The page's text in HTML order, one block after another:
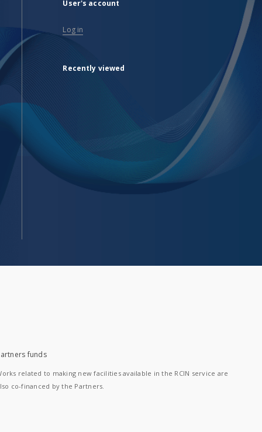
User's account
Log in
Recently viewed
funds
related to making new facilities available in the RCIN service are
co-financed by the Partners.